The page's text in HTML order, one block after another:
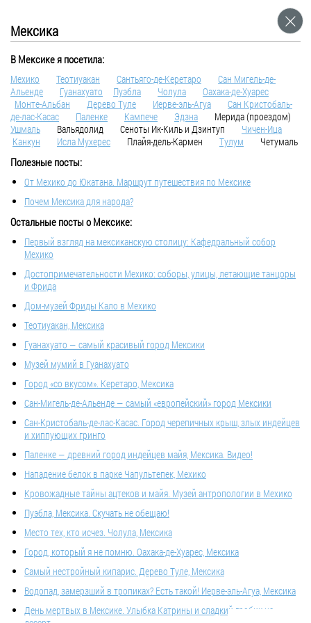
Мексика
В Мексике я посетила:
Мехико Теотиуакан Сантьяго-де-Керетаро
Сан Мигель-де-
Альенде
Гуанахуато Пуэбла Чолула
Оахака-де-Хуарес
Монте-Альбан
Дeрево Туле Иерве-эль-Агуа
Сан Кристобаль-
де-лас-Касас
Паленке Кампече Эдзна Мерида (проездом)
Ушмаль Вальядолид Сеноты Ик-Киль и Дзинтуп Чичен-Ица
Канкун
Исла Мухерес Плайя-дель-Кармен Тулум Четумаль
Полезные посты:
От Мехико до Юкатана. Маршрут путешествия по Мексике
Почем Мексика для народа?
Остальные посты о Мексике:
Первый взгляд на мексиканскую столицу: Кафедральный собор
Мехико
Достопримечательности Мехико: соборы, улицы, летающие танцоры
и Фрида
Дом-музей Фриды Кало в Мехико
Теотиуакан, Мексика
Гуанахуато — самый красивый город Мексики
Музей мумий в Гуанахуато
Город «со вкусом». Керетаро, Мексика
Сан-Мигель-де-Альенде — самый «европейский» город Мексики
Сан-Кристобаль-де-лас-Касас. Город черепичных крыш, злых индейцев
и хиппующих гринго
Паленке — древний город индейцев майя, Мексика. Видео!
Нападение белок в парке Чапультепек, Мехико
Кровожадные тайны ацтеков и майя. Музей антропологии в Мехико
Пуэбла, Мексика. Скучать не обещаю!
Место тех, кто исчез. Чолула, Мексика
Город, который я не помню. Оахака-де-Хуарес, Мексика
Самый нестройный кипарис. Дерево Туле, Мексика
Водопад, замерзший в тропиках? Есть такой! Иерве-эль-Агуа, Мексика
День мертвых в Мексике. Улыбка Катрины и сладкий гробик на
Июль 17, 2018
Россия
В продолжение рассказа про наш любимый пляж на Пхукете.
Театр начинается с вешалки, а Найхарн с парковки. Мотобайки здесь принято
выстраивать в стройные ряды и...
Про Найхарн и бунгало, которого больше нет
Апрель 26, 2018
Было бы несправедливо написать про пляж Найхарн и не упомянуть о
примыкающем к нему районе с одноименным названием. Расположенный на
паре-тройке убегающих от...